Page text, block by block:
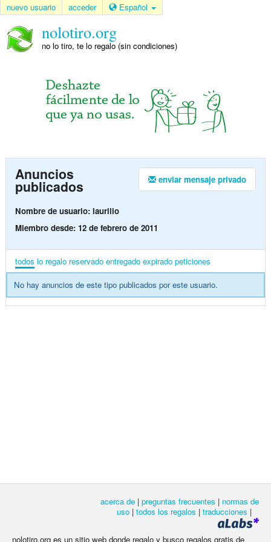
nuevo usuario acceder Español
nolotiro.org
no lo tiro, te lo regalo (sin condiciones)
enviar mensaje privado
Anuncios
publicados
Nombre de usuario: laurilio
Miembro desde: 12 de febrero de 2011
todos lo regalo reservado entregado expirado peticiones
No hay anuncios de este tipo publicados por este usuario.
acerca de | preguntas frecuentes | normas de
uso | todos los regalos | traducciones |
nolotiro.org es un sitio web donde regalo y busco regalos gratis de